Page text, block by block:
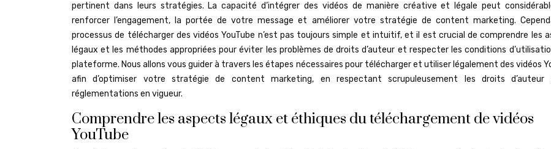
pertinent dans leurs stratégies. La capacité d’intégrer des vidéos de manière créative et légale peut
renforcer l’engagement, la portée de votre message et améliorer votre stratégie de content marketing.
processus de télécharger des vidéos YouTube n’est pas toujours simple et intuitif, et il est crucial de comprendre les
légaux et les méthodes appropriées pour éviter les problèmes de droits d’auteur et respecter les conditions
plateforme. Nous allons vous guider à travers les étapes nécessaires pour télécharger et utiliser légalement des vidéos
afin d’optimiser votre stratégie de content marketing, en respectant scrupuleusement les droits
réglementations en vigueur.
Comprendre les aspects légaux et éthiques du téléchargement de vidéos
YouTube